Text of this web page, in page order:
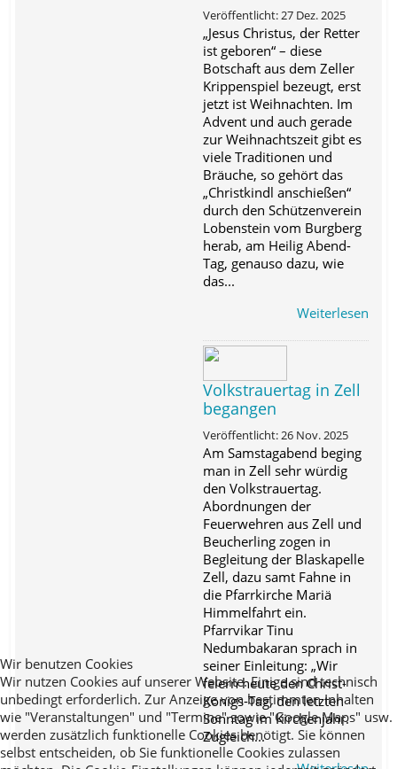
Veröffentlicht: 27 Dez. 2025
„Jesus Christus, der Retter
ist geboren“ – diese
Botschaft aus dem Zeller
Krippenspiel bezeugt, erst
jetzt ist Weihnachten. Im
Advent und auch gerade
zur Weihnachtszeit gibt es
viele Traditionen und
Bräuche, so gehört das
„Christkindl anschießen“
durch den Schützenverein
Lobenstein vom Burgberg
herab, am Heilig Abend-
Tag, genauso dazu, wie
das...
Weiterlesen
Volkstrauertag in Zell
begangen
Veröffentlicht: 26 Nov. 2025
Am Samstagabend beging
man in Zell sehr würdig
den Volkstrauertag.
Abordnungen der
Feuerwehren aus Zell und
Beucherling zogen in
Begleitung der Blaskapelle
Zell, dazu samt Fahne in
die Pfarrkirche Mariä
Himmelfahrt ein.
Pfarrvikar Tinu
Nedumbakaran sprach in
seiner Einleitung: „Wir
feiern heute den Christ-
Königs-Tag, den letzten
Sonntag im Kirchenjahr.
Zugleich...
Wir benutzen Cookies
Wir nutzen Cookies auf unserer Website. Einige sind technisch
unbedingt erforderlich. Zur Anzeige von bestimmten Inhalten
wie "Veranstaltungen" und "Termine" sowie "Google Maps" usw.
werden zusätzlich funktionelle Cookies benötigt. Sie können
selbst entscheiden, ob Sie funktionelle Cookies zulassen